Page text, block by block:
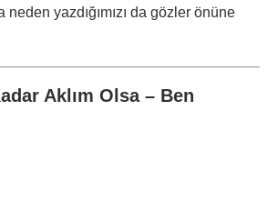
neden yazdığımızı da gözler önüne
Aklım Olsa – Ben